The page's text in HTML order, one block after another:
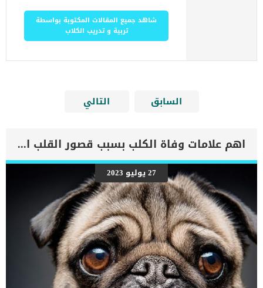
شاهد جميع المقالات المكتوبة بواسطة
تربية و تدريب الكلاب
السابق التالي
اهم علامات وفاة الكلب بسبب قصور القلب الاحتقانى
27 يوليو 2023